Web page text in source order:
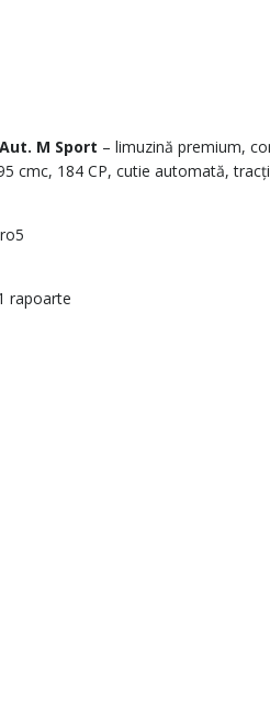
M Sport – limuzină premium,
cmc, 184 CP, cutie automată,
rapoarte